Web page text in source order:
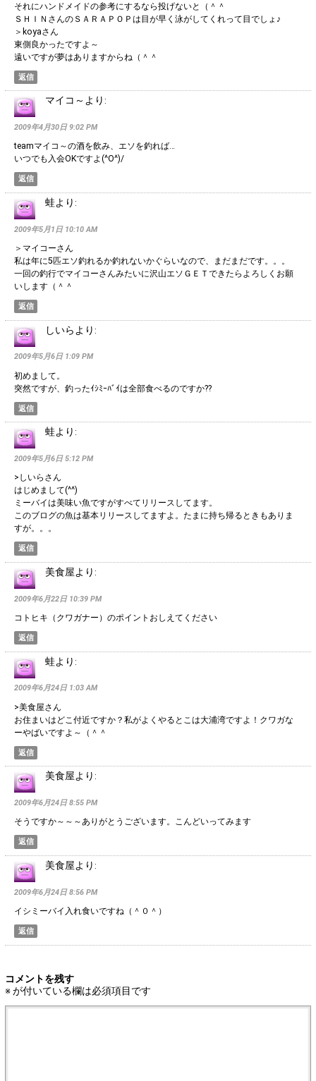
それにハンドメイドの参考にするなら投げないと（＾＾
ＳＨＩＮさんのＳＡＲＡＰＯＰは目が早く泳がしてくれって目でしょ♪
＞koyaさん
東側良かったですよ～
遠いですが夢はありますからね（＾＾
返信
マイコ～ より:
2009年4月30日 9:02 PM
teamマイコ～の酒を飲み、エソを釣れば…
いつでも入会OKですよ(^O^)/
返信
蛙より:
2009年5月1日 10:10 AM
＞マイコーさん
私は年に5匹エソ釣れるか釣れないかぐらいなので、まだまだです。。。
一回の釣行でマイコーさんみたいに沢山エソＧＥＴできたらよろしくお願
いします（＾＾
返信
しいら より:
2009年5月6日 1:09 PM
初めまして。
突然ですが、釣ったｲｼﾐｰﾊﾞｲは全部食べるのですか??
返信
蛙より:
2009年5月6日 5:12 PM
>しいらさん
はじめまして(^^)
ミーバイは美味い魚ですがすべてリリースしてます。
このブログの魚は基本リリースしてますよ。たまに持ち帰るときもありま
すが。。。
返信
美食屋より:
2009年6月22日 10:39 PM
コトヒキ（クワガナー）のポイントおしえてください
返信
蛙より:
2009年6月24日 1:03 AM
>美食屋さん
お住まいはどこ付近ですか？私がよくやるとこは大浦湾ですよ！クワガな
ーやばいですよ～（＾＾
返信
美食屋より:
2009年6月24日 8:55 PM
そうですか～～～ありがとうございます。こんどいってみます
返信
美食屋より:
2009年6月24日 8:56 PM
イシミーバイ入れ食いですね（＾０＾）
返信
コメントを残す
※が付いている欄は必須項目です